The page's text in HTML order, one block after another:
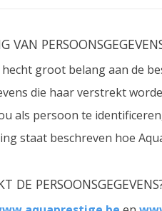
VAN
groot belang aan de
die haar verstrekt
als persoon te
staat beschreven hoe
DE